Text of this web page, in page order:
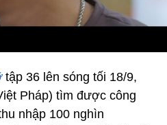
tập 36 lên sóng tối 18/9,
Pháp) tìm được công
nhập 100 nghìn